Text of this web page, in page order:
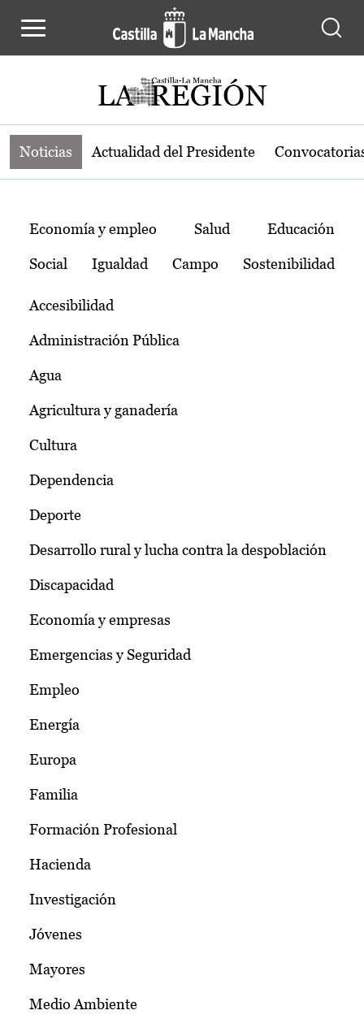
Noticias de la región de Castilla-La
Noticias Actualidad del Presidente
Temas
Economía y empleo Salud Educación
Social Igualdad Campo Sostenibilidad
Accesibilidad
Administración Pública
Agua
Agricultura y ganadería
Cultura
Dependencia
Deporte
Desarrollo rural y lucha contra la despoblación
Discapacidad
Economía y empresas
Emergencias y Seguridad
Empleo
Energía
Europa
Familia
Formación Profesional
Hacienda
Investigación
Jóvenes
Mayores
Medio Ambiente